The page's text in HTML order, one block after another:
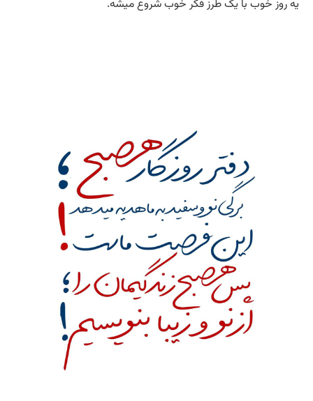
یه روز خوب با یک طرز فکر خوب شروع میشه.